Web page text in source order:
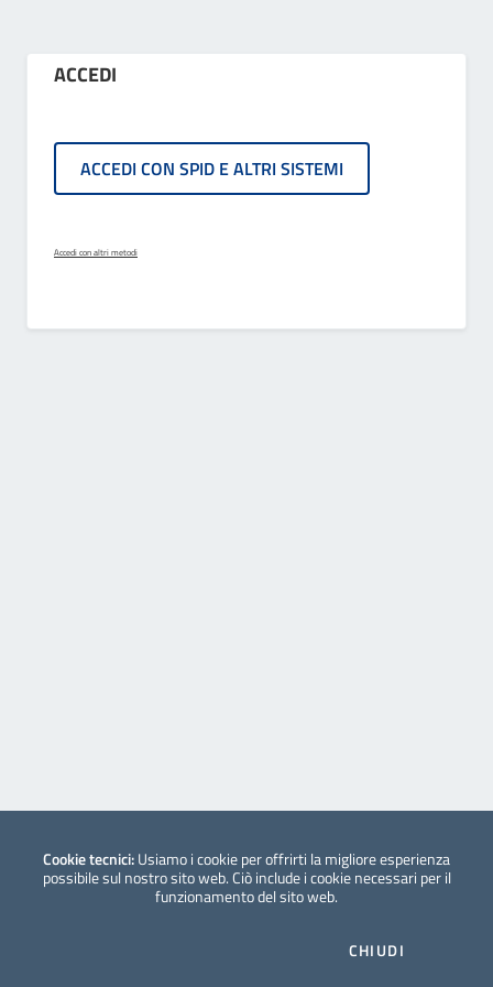
Cookie tecnici:Usiamo i cookie per offrirti la migliore esperienza
possibile sul nostro sito web. Ciò include i cookie necessari per il
funzionamento del sito web.
CHIUDI
ACCEDI
ACCEDI CON SPID E ALTRI SISTEMI
Accedi con altri metodi